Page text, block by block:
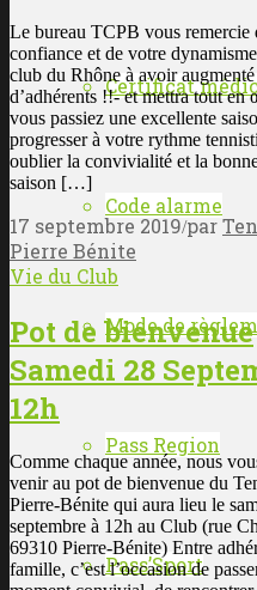
Certificat
Code alarme
Mode de
Pass Region
Pass’Sport
Le bureau TCPB vous remercie
confiance et de votre
club du Rhône à avoir
d’adhérents !!- et mettra tout en
vous passiez une excellente
progresser à votre rythme
oublier la convivialité et la
saison […]
17 septembre 2019/par
Pierre Bénite
Vie du Club
Pot de bienvenue
Samedi 28
12h
Comme chaque année, nous
venir au pot de bienvenue du
Pierre-Bénite qui aura lieu le
septembre à 12h au Club (rue
69310 Pierre-Bénite) Entre
famille, c’est l’occasion de